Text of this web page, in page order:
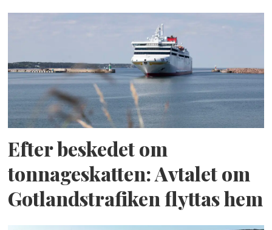
Efter beskedet om
tonnageskatten: Avtalet om
Gotlandstrafiken flyttas hem